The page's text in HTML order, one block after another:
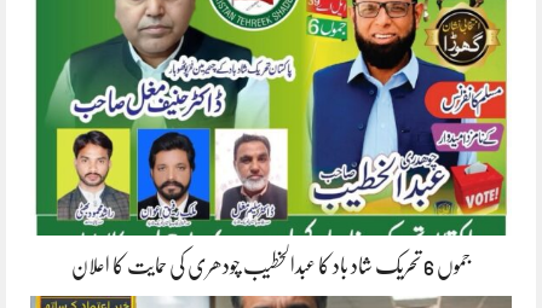
جموں 6 تحریک شاد باد کا عبدالخطیب چودھری کی حمایت کا اعلان